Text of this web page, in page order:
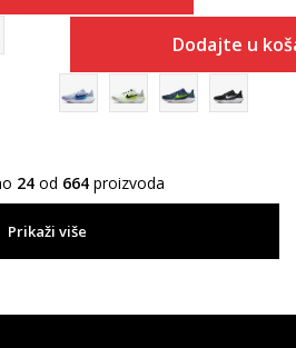
Dodajte u
24od 664proizvoda
Prikaži više